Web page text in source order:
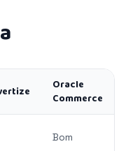
Oracle
Commerce
Bom